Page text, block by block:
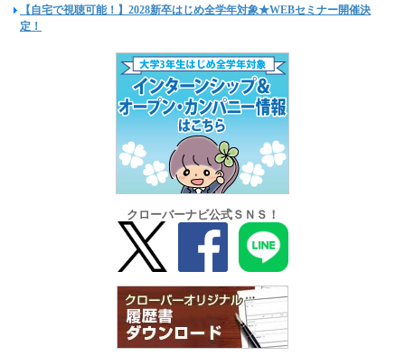
【自宅で視聴可能！】2028新卒はじめ全学年対象★WEBセミナー開催決
定！
クローバーナビ公式ＳＮＳ！